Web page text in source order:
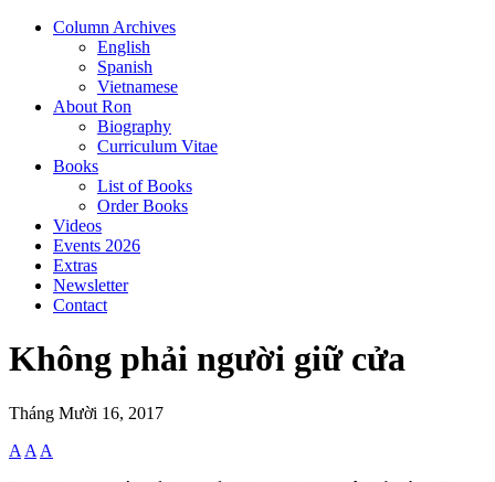
Column Archives
English
Spanish
Vietnamese
About Ron
Biography
Curriculum Vitae
Books
List of Books
Order Books
Videos
Events 2026
Extras
Newsletter
Contact
Không phải người giữ cửa
Tháng Mười 16, 2017
A A A